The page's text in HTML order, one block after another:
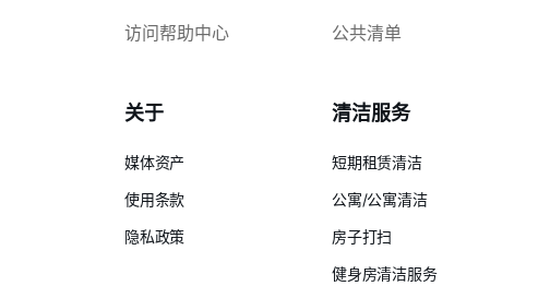
访问帮助中心 公共清单
关于
媒体资产
使用条款
隐私政策
清洁服务
短期租赁清洁
公寓/公寓清洁
房子打扫
健身房清洁服务